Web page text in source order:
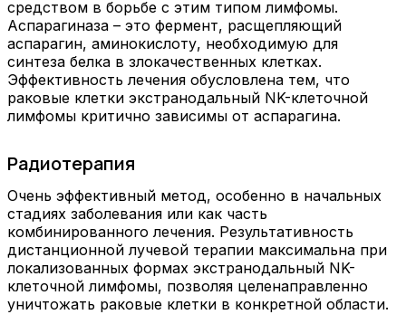
средством в борьбе с этим типом лимфомы.
Аспарагиназа – это фермент, расщепляющий
аспарагин, аминокислоту, необходимую для
синтеза белка в злокачественных клетках.
Эффективность лечения обусловлена тем, что
раковые клетки экстранодальный NK-клеточной
лимфомы критично зависимы от аспарагина.
Радиотерапия
Очень эффективный метод, особенно в начальных
стадиях заболевания или как часть
комбинированного лечения. Результативность
дистанционной лучевой терапии максимальна при
локализованных формах экстранодальный NK-
клеточной лимфомы, позволяя целенаправленно
уничтожать раковые клетки в конкретной области.